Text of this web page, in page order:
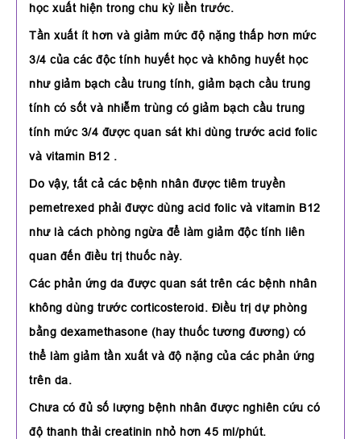
học xuất hiện trong chu kỳ liền trước.
Tần xuất ít hơn và giảm mức độ nặng thấp hơn mức
3/4 của các độc tính huyết học và không huyết học
như giảm bạch cầu trung tính, giảm bạch cầu trung
tính có sốt và nhiễm trùng có giảm bạch cầu trung
tính mức 3/4 được quan sát khi dùng trước acid folic
và vitamin B12 .
Do vậy, tất cả các bệnh nhân được tiêm truyền
pemetrexed phải được dùng acid folic và vitamin B12
như là cách phòng ngừa để làm giảm độc tính liên
quan đến điều trị thuốc này.
Các phản ứng da được quan sát trên các bệnh nhân
không dùng trước corticosteroid. Điều trị dự phòng
bằng dexamethasone (hay thuốc tương đương) có
thể làm giảm tần xuất và độ nặng của các phản ứng
trên da.
Chưa có đủ số lượng bệnh nhân được nghiên cứu có
độ thanh thải creatinin nhỏ hơn 45 ml/phút.